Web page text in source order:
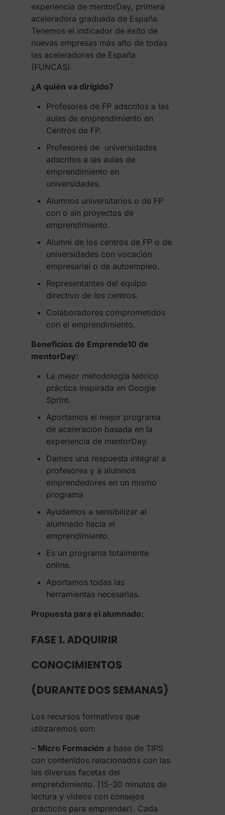
experiencia de mentorDay, primera
aceleradora graduada de España.
Tenemos el indicador de éxito de
nuevas empresas más alto de todas
las aceleradoras de España
(FUNCAS)
¿A quién va dirigido?
Profesores de FP adscritos a las
aulas de emprendimiento en
Centros de FP.
Profesores de universidades
adscritos a las aulas de
emprendimiento en
universidades.
Alumnos universitarios o de FP
con o sin proyectos de
emprendimiento.
Alumni de los centros de FP o de
universidades con vocación
empresarial o de autoempleo.
Representantes del equipo
directivo de los centros.
Colaboradores comprometidos
con el emprendimiento.
Beneficios de Emprende10 de
mentorDay:
La mejor metodología teórico
práctica inspirada en Google
Sprint.
Aportamos el mejor programa
de aceleración basada en la
experiencia de mentorDay.
Damos una respuesta integral a
profesores y a alumnos
emprendedores en un mismo
programa
Ayudamos a sensibilizar al
alumnado hacia el
emprendimiento.
Es un programa totalmente
online.
Aportamos todas las
herramientas necesarias.
Propuesta para el alumnado:
FASE 1. ADQUIRIR
CONOCIMIENTOS
(DURANTE DOS SEMANAS)
Los recursos formativos que
utilizaremos son:
– Micro Formación a base de TIPS
con contenidos relacionados con las
las diversas facetas del
emprendimiento. (15-30 minutos de
lectura y videos con consejos
prácticos para emprender). Cada